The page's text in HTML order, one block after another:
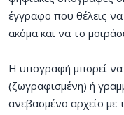
έγγραφο που θέλεις
ακόμα και να το
Η υπογραφή μπορεί να
(ζωγραφισμένη) ή
ανεβασμένο αρχείο